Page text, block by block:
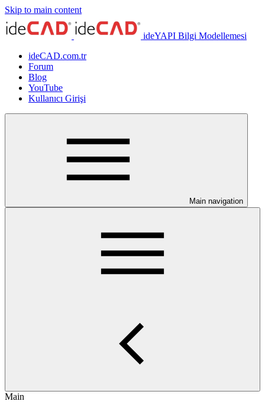
Skip to main content
ideYAPI Bilgi Modellemesi
ideCAD.com.tr
Forum
Blog
YouTube
Kullanıcı Girişi
Main navigation
Main